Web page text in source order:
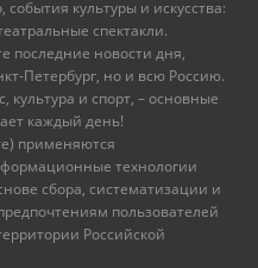
культуры и искусства:
спектакли.
последние новости дня,
Петербург, но и всю Россию.
культура и спорт, – основные
каждый день!
применяются
технологии
сбора, систематизации и
пользователей
Российской